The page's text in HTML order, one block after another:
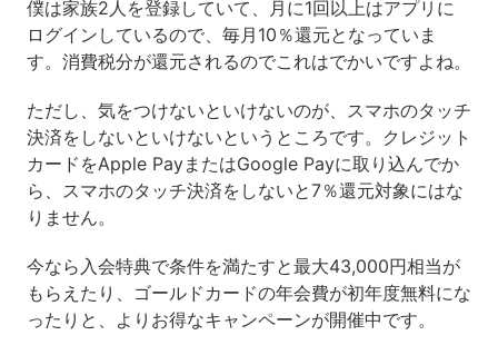
僕は家族2人を登録していて、月に1回以上はアプリに
ログインしているので、毎月10％還元となっていま
す。消費税分が還元されるのでこれはでかいですよね。
ただし、気をつけないといけないのが、スマホのタッチ
決済をしないといけないというところです。クレジット
カードをApple PayまたはGoogle Payに取り込んでか
ら、スマホのタッチ決済をしないと7％還元対象にはな
りません。
今なら入会特典で条件を満たすと最大43,000円相当が
もらえたり、ゴールドカードの年会費が初年度無料にな
ったりと、よりお得なキャンペーンが開催中です。